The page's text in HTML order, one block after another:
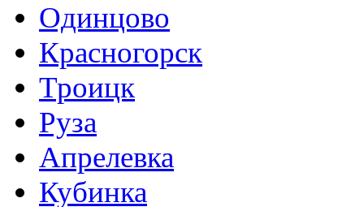
Одинцово
Красногорск
Троицк
Руза
Апрелевка
Кубинка